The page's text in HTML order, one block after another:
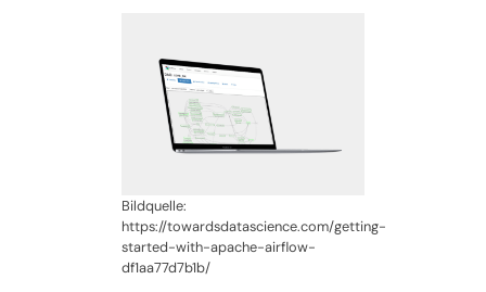
Bildquelle:
https://towardsdatascience.com/getting-
started-with-apache-airflow-
df1aa77d7b1b/